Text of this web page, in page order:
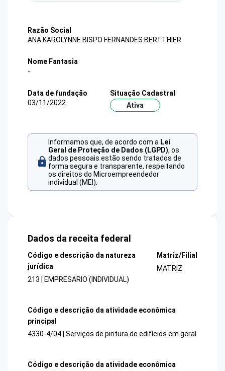
Razão Social
ANA KAROLYNNE BISPO FERNANDES BERTTHIER
Nome Fantasia
-
Data de fundação
03/11/2022
Situação Cadastral
Ativa
Informamos que, de acordo com a Lei
Geral de Proteção de Dados (LGPD), os
dados pessoais estão sendo tratados de
forma segura e transparente, respeitando
os direitos do Microempreendedor
individual (MEI).
Dados da receita federal
Código e descrição da natureza
jurídica
213 | EMPRESARIO (INDIVIDUAL)
Matriz/Filial
MATRIZ
Código e descrição da atividade econômica
principal
4330-4/04 | Serviços de pintura de edifícios em geral
Código e descrição da atividade econômica